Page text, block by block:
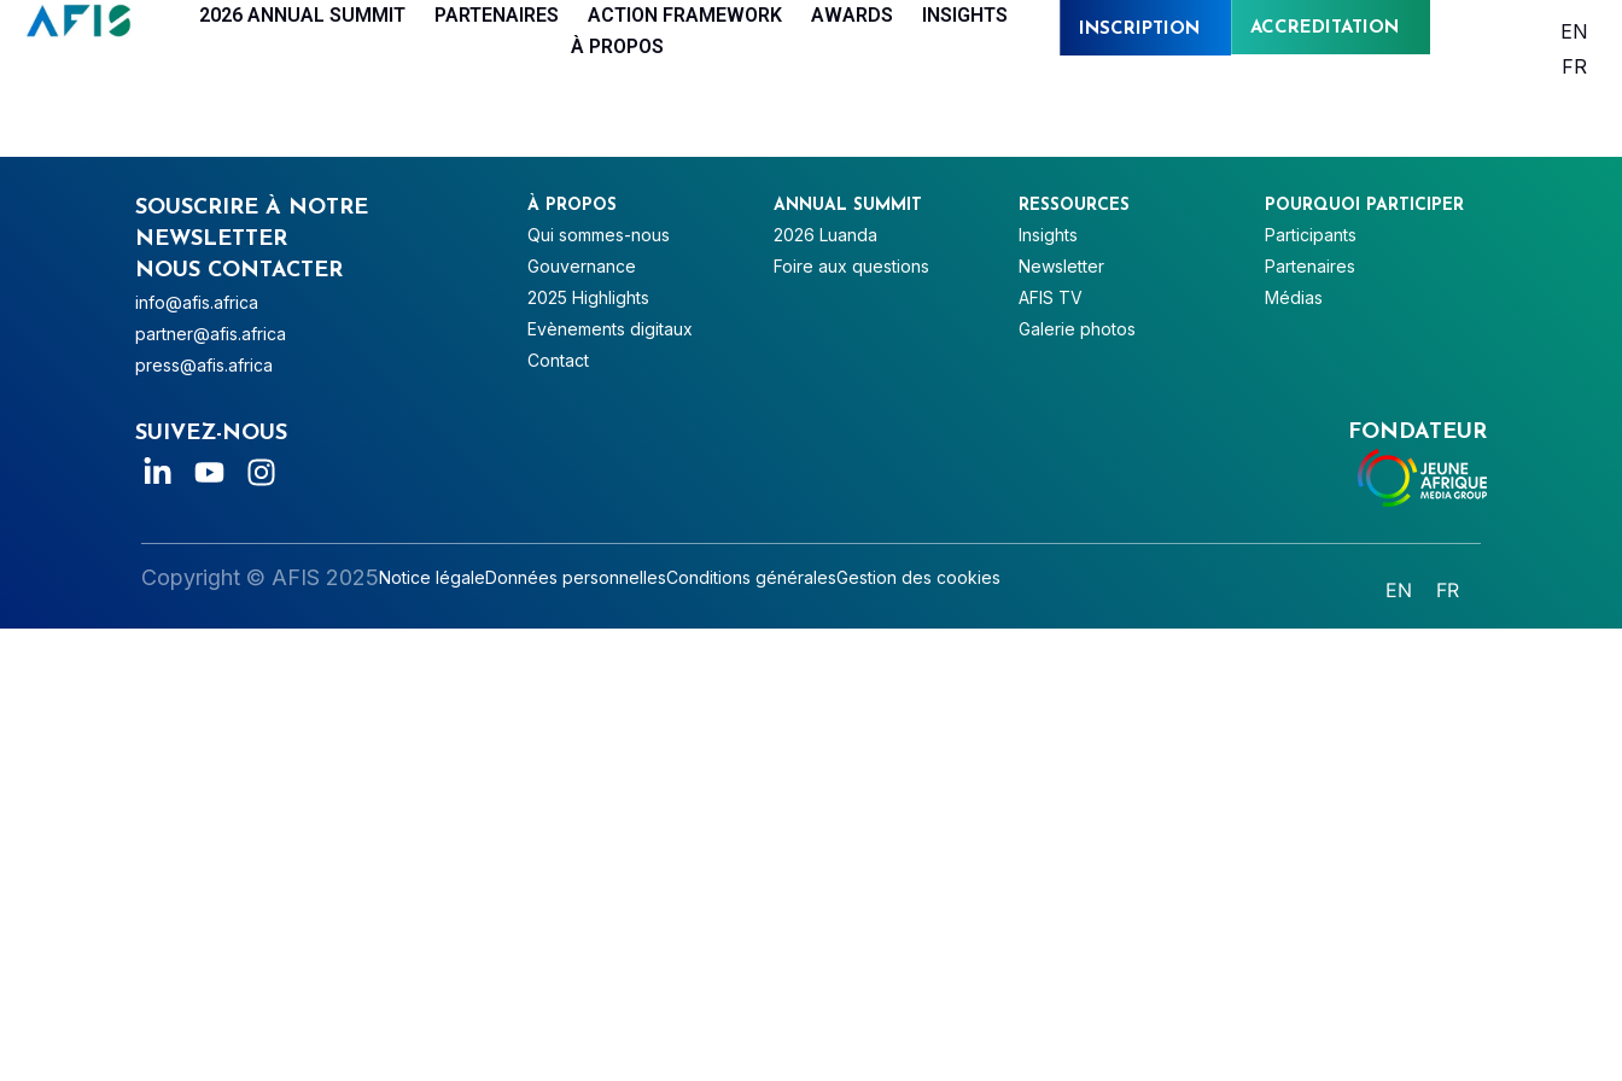
Panneau de gestion des cookies2026 ANNUAL SUMMIT PARTENAIRES ACTION FRAMEWORK AWARDS
INSIGHTS
À PROPOS
INSCRIPTION ACCREDITATION
EN
FR
SOUSCRIRE À NOTRE
NEWSLETTER
NOUS CONTACTER
info@afis.africa
partner@afis.africa
press@afis.africa
À PROPOS
Qui sommes-nous
Gouvernance
2025 Highlights
Evènements digitaux
Contact
ANNUAL SUMMIT
2026 Luanda
Foire aux questions
RESSOURCES
Insights
Newsletter
AFIS TV
Galerie photos
POURQUOI PARTICIPER
Participants
Partenaires
Médias
SUIVEZ-NOUS FONDATEUR
Copyright © AFIS 2025Notice légaleDonnées personnellesConditions généralesGestion des cookies
EN FR